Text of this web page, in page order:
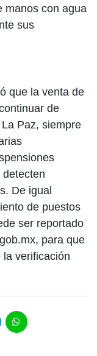
manos con agua
sus
que la venta de
de
Paz, siempre
De igual
de puestos
ser reportado
para que
verificación